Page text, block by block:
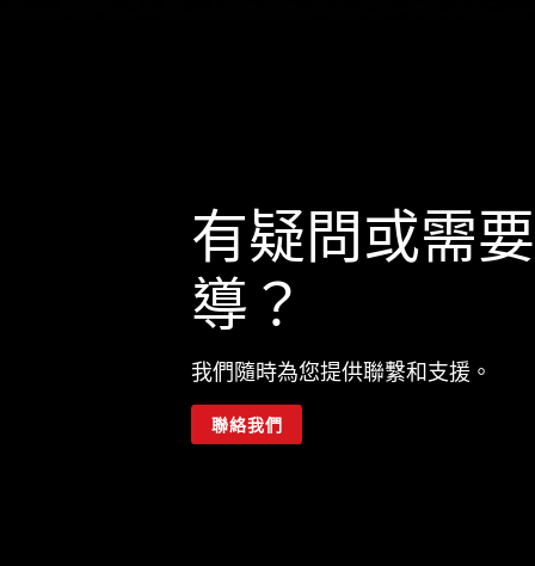
有疑問或需
導？
我們隨時為您提供聯繫和支援。
聯絡我們